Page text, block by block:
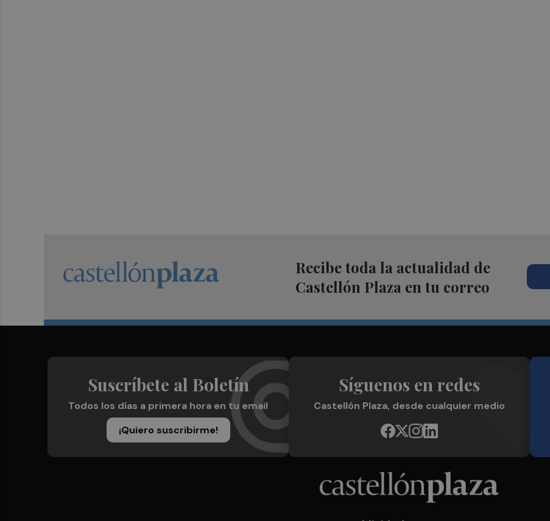
Recibe toda la actualidad de
Castellón Plaza en tu correo
Suscríbete al Boletín
Todos los días a primera hora en tu email
¡Quiero suscribirme!
Síguenos en redes
Castellón Plaza, desde cualquier medio